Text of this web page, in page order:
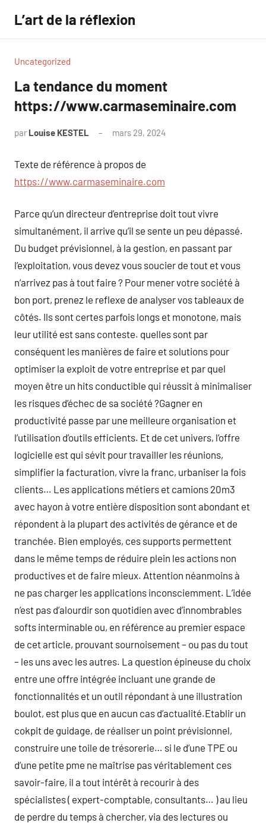
contenu
L’art de la réflexion
Uncategorized
La tendance du moment
https://www.carmaseminaire.com
par Louise KESTEL mars 29, 2024
Texte de référence à propos de
https://www.carmaseminaire.com
Parce qu’un directeur d’entreprise doit tout vivre
simultanément, il arrive qu’il se sente un peu dépassé.
Du budget prévisionnel, à la gestion, en passant par
l’exploitation, vous devez vous soucier de tout et vous
n’arrivez pas à tout faire ? Pour mener votre société à
bon port, prenez le reflexe de analyser vos tableaux de
côtés. Ils sont certes parfois longs et monotone, mais
leur utilité est sans conteste. quelles sont par
conséquent les manières de faire et solutions pour
optimiser la exploit de votre entreprise et par quel
moyen être un hits conductible qui réussit à minimaliser
les risques d’échec de sa société ?Gagner en
productivité passe par une meilleure organisation et
l’utilisation d’outils efficients. Et de cet univers, l’offre
logicielle est qui sévit pour travailler les réunions,
simplifier la facturation, vivre la franc, urbaniser la fois
clients… Les applications métiers et camions 20m3
avec hayon à votre entière disposition sont abondant et
répondent à la plupart des activités de gérance et de
tranchée. Bien employés, ces supports permettent
dans le même temps de réduire plein les actions non
productives et de faire mieux. Attention néanmoins à
ne pas charger les applications inconsciemment. L’idée
n’est pas d’alourdir son quotidien avec d’innombrables
softs interminable ou, en référence au premier espace
de cet article, prouvant sournoisement – ou pas du tout
– les uns avec les autres. La question épineuse du choix
entre une offre intégrée incluant une grande de
fonctionnalités et un outil répondant à une illustration
boulot, est plus que en aucun cas d’actualité.Etablir un
cokpit de guidage, de réaliser un point prévisionnel,
construire une toile de trésorerie… si le d’une TPE ou
d’une petite pme ne maîtrise pas véritablement ces
savoir-faire, il a tout intérêt à recourir à des
spécialistes ( expert-comptable, consultants… ) au lieu
de perdre du temps à chercher, via des lectures ou